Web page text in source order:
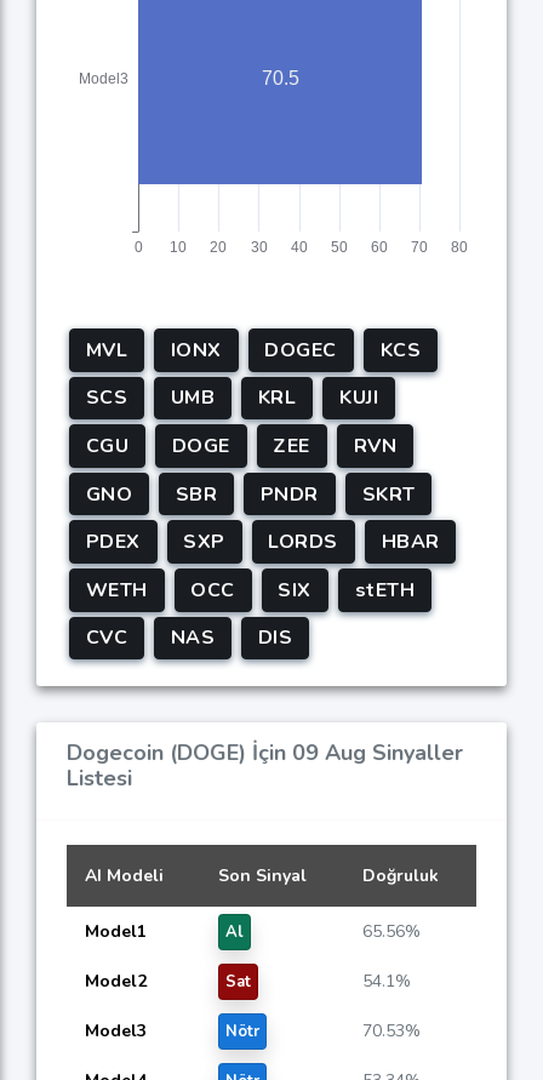
MVL IONX DOGEC
KCS
SCS
UMB KRL
KUJI
CGU
DOGE ZEE
RVN
GNO
SBR PNDR
SKRT
PDEX
SXP LORDS
HBAR
WETH
OCC SIX
stETH
CVC
NAS DIS
Dogecoin (DOGE) İçin 09 Aug Sinyaller
Listesi
AI Modeli Son Sinyal Doğruluk
Model1 Al 65.56%
Model2 Sat 54.1%
Model3 Nötr 70.53%